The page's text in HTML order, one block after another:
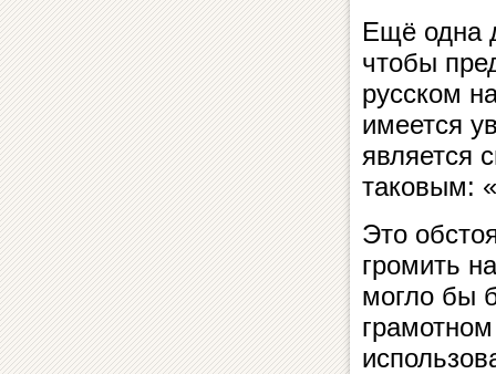
Ещё одна
чтобы
русском
имеется
является
таковым:
Это
громить
могло бы